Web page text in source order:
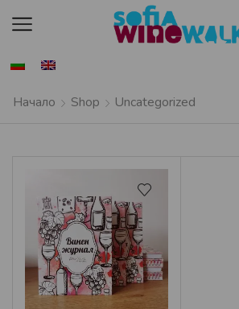
Начало Shop Uncategorized